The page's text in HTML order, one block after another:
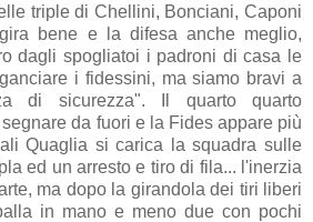
triple di Chellini, Bonciani, Caponi
bene e la difesa anche meglio,
dagli spogliatoi i padroni di casa le
i fidessini, ma siamo bravi a
di sicurezza". Il quarto quarto
da fuori e la Fides appare più
Quaglia si carica la squadra sulle
ed un arresto e tiro di fila... l'inerzia
ma dopo la girandola dei tiri liberi
in mano e meno due con pochi